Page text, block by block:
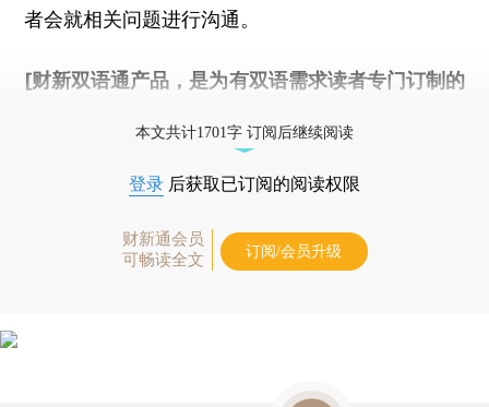
者会就相关问题进行沟通。
[财新双语通产品，是为有双语需求读者专门订制的
本文共计1701字 订阅后继续阅读
登录 后获取已订阅的阅读权限
财新通会员
可畅读全文
订阅/会员升级